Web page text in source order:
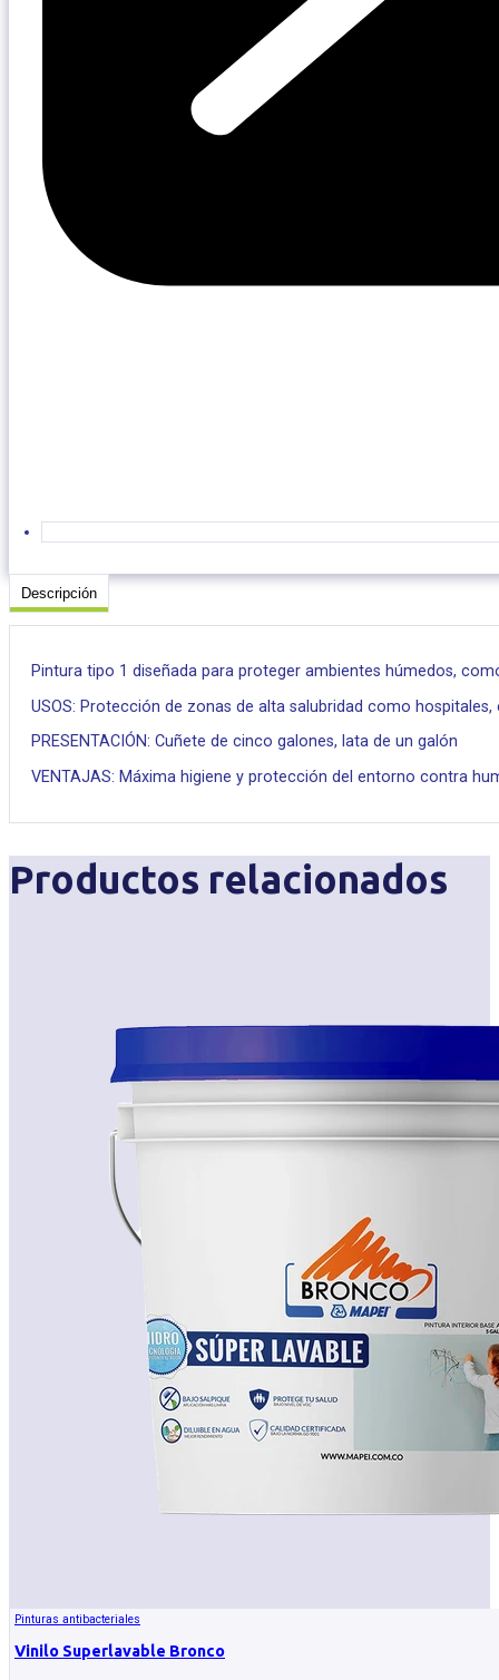
Descripción
Pintura tipo 1 diseñada para proteger ambientes húmedos,
USOS: Protección de zonas de alta salubridad como
PRESENTACIÓN: Cuñete de cinco galones, lata de un galón
VENTAJAS: Máxima higiene y protección del entorno contra
Productos relacionados
Pinturas antibacteriales
Vinilo Superlavable Bronco